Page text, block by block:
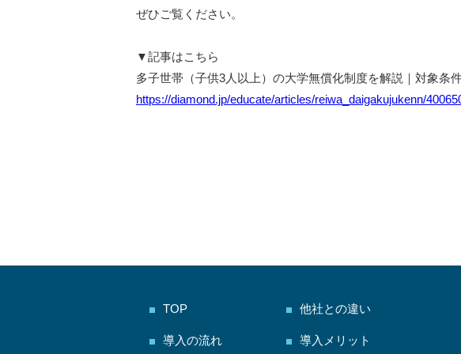
ぜひご覧ください。
▼記事はこちら
多子世帯（子供3人以上）の大学無償化制度を解説｜対象条
https://diamond.jp/educate/articles/reiwa_daigakujukenn/
TOP
導入の流れ
他社との違い
導入メリット